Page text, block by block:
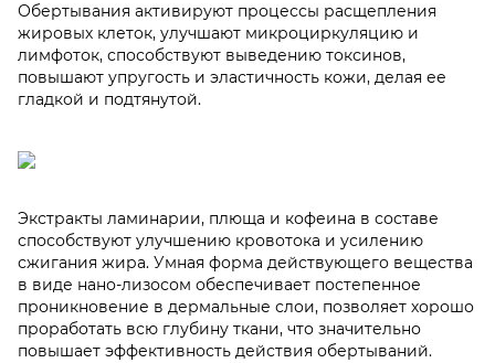
Обертывания активируют процессы расщепления
жировых клеток, улучшают микроциркуляцию и
лимфоток, способствуют выведению токсинов,
повышают упругость и эластичность кожи, делая ее
гладкой и подтянутой.
Экстракты ламинарии, плюща и кофеина в составе
способствуют улучшению кровотока и усилению
сжигания жира. Умная форма действующего вещества
в виде нано-лизосом обеспечивает постепенное
проникновение в дермальные слои, позволяет хорошо
проработать всю глубину ткани, что значительно
повышает эффективность действия обертываний.